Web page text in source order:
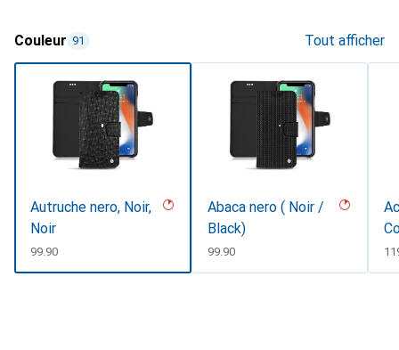
Couleur 91 Tout afficher
Autruche nero, Noir,
Noir
CHF
99.90
Abaca nero ( Noir /
Black)
CHF
99.90